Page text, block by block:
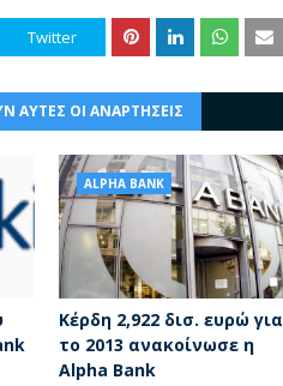
Twitter
ΑΥΤΕΣ ΟΙ ΑΝΑΡΤΗΣΕΙΣ
ALPHA BANK
Κέρδη 2,922 δισ. ευρώ για
το 2013 ανακοίνωσε η
Alpha Bank